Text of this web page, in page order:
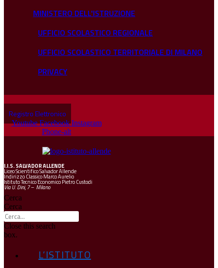
MINISTERO DELL'ISTRUZIONE
UFFICIO SCOLASTICO REGIONALE
UFFICIO SCOLASTICO TERRITORIALE DI MILANO
PRIVACY
Registro Elettronico
Youtube Facebook Instagram
Phone-alt
I.I.S.SALVADOR ALLENDE
Liceo Scientifico Salvador Allende
Indirizzo Classico Marco Aurelio
Istituto Tecnico Economico Pietro Custodi
Via U. Dini, 7 – Milano
Cerca
Cerca
Close this search
box.
L’ISTITUTO